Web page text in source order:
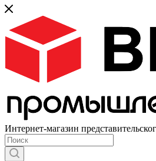
Интернет-магазин